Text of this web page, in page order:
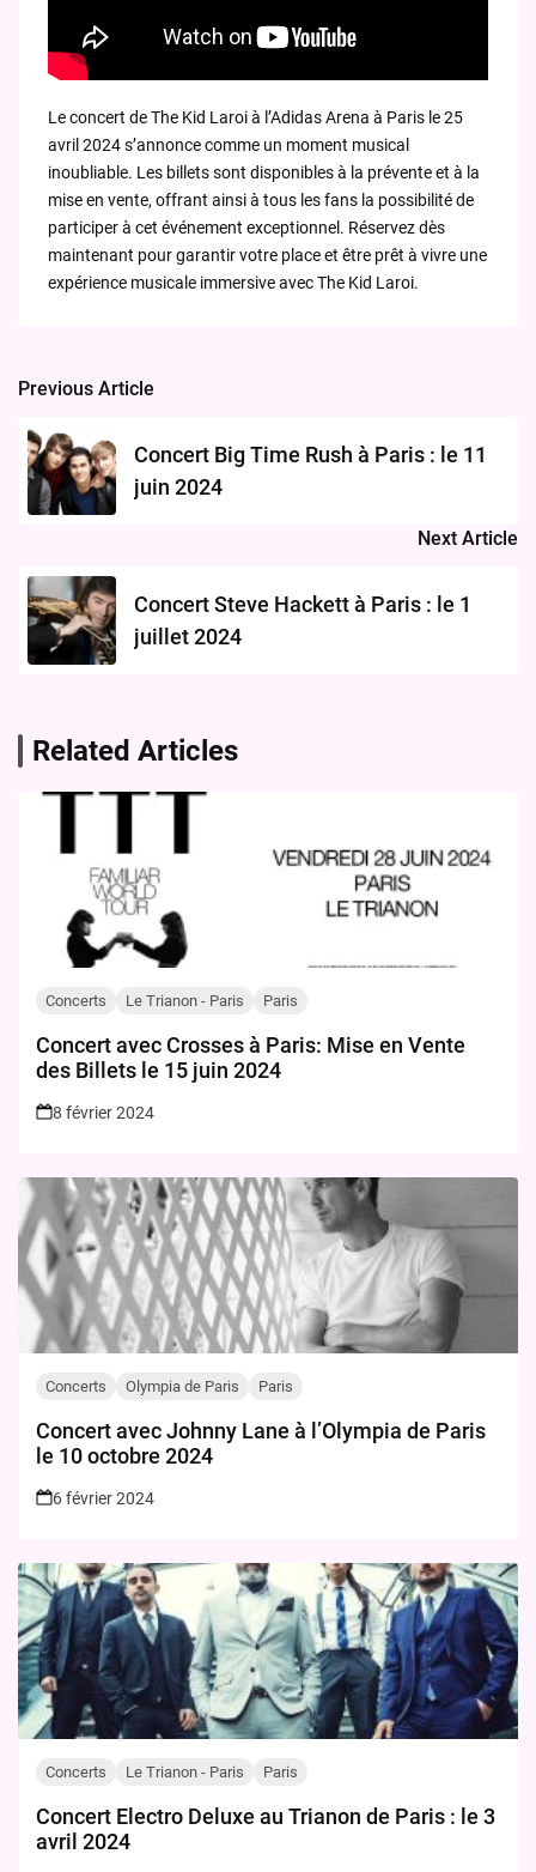
Le concert de The Kid Laroi à l’Adidas Arena à Paris le 25
avril 2024 s’annonce comme un moment musical
inoubliable. Les billets sont disponibles à la prévente et à la
mise en vente, offrant ainsi à tous les fans la possibilité de
participer à cet événement exceptionnel. Réservez dès
maintenant pour garantir votre place et être prêt à vivre une
expérience musicale immersive avec The Kid Laroi.
Post
navigation
Previous Article
Concert Big Time Rush à Paris : le 11
juin 2024
Next Article
Concert Steve Hackett à Paris : le 1
juillet 2024
Related Articles
Concerts Le Trianon - Paris Paris
Concert avec Crosses à Paris: Mise en Vente
des Billets le 15 juin 2024
8 février 2024
Concerts Olympia de Paris Paris
Concert avec Johnny Lane à l’Olympia de Paris
le 10 octobre 2024
6 février 2024
Concerts Le Trianon - Paris Paris
Concert Electro Deluxe au Trianon de Paris : le 3
avril 2024